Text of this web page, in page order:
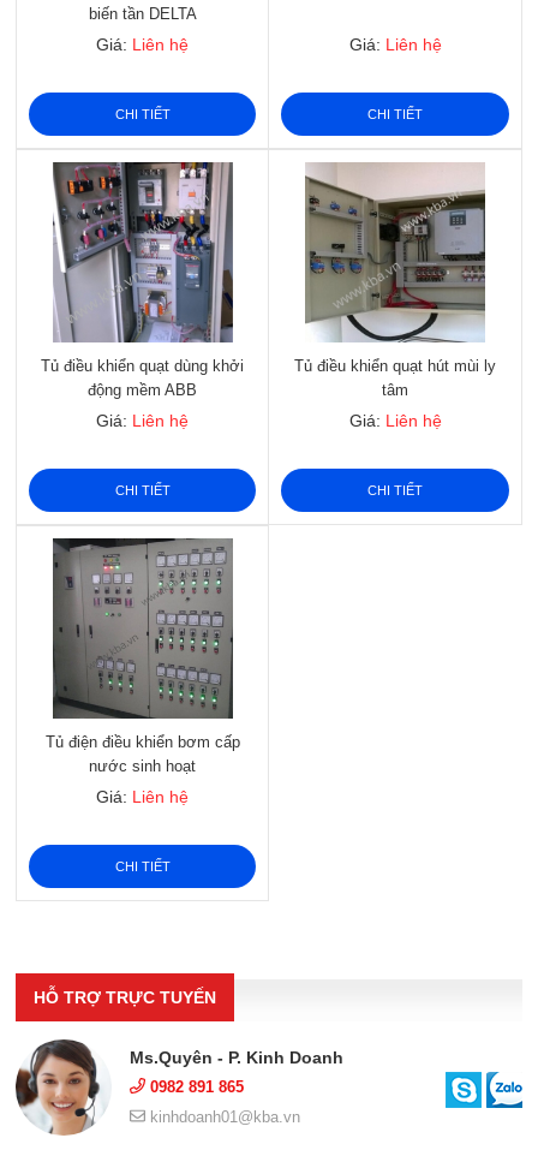
biến tần DELTA
Giá: Liên hệ
CHI TIẾT
Giá: Liên hệ
CHI TIẾT
Tủ điều khiển quạt dùng khởi
động mềm ABB
Giá: Liên hệ
CHI TIẾT
Tủ điều khiển quạt hút mùi ly
tâm
Giá: Liên hệ
CHI TIẾT
Tủ điện điều khiển bơm cấp
nước sinh hoạt
Giá: Liên hệ
CHI TIẾT
HỖ TRỢ TRỰC TUYẾN
Ms.Quyên - P. Kinh Doanh
0982 891 865
kinhdoanh01@kba.vn